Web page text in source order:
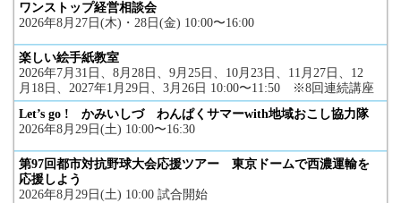
ワンストップ経営相談会
2026年8月27日(木)・28日(金) 10:00〜16:00
楽しい絵手紙教室
2026年7月31日、8月28日、9月25日、10月23日、11月27日、12
月18日、2027年1月29日、3月26日 10:00〜11:50 ※8回連続講座
Let’s go ! かみいしづ わんぱくサマーwith地域おこし協力隊
2026年8月29日(土) 10:00〜16:30
第97回都市対抗野球大会応援ツアー 東京ドームで西濃運輸を
応援しよう
2026年8月29日(土) 10:00 試合開始